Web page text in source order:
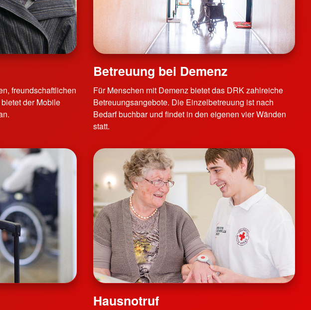
freundschaftlichen
der Mobile
Betreuung bei Demenz
Für Menschen mit Demenz bietet das DRK zahlreiche
Betreuungsangebote. Die Einzelbetreuung ist nach
Bedarf buchbar und findet in den eigenen vier Wänden
statt.
Hausnotruf